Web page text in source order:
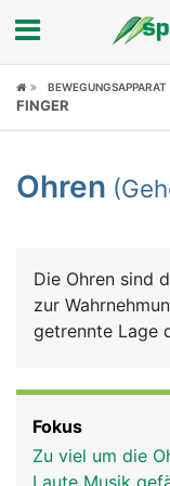
Fokus
Symptome
News
Rubriken
BEWEGUNGSAPPARAT
FINGER
Ohren
Die Ohren sind
zur
getrennte Lage
Ohrmuschel, die
Fettgewebe
Fokus
Zu viel um die
Laute Musik